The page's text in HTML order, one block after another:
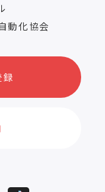
動化協会
録